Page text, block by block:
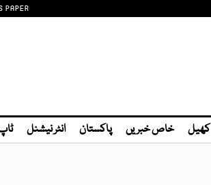
PAPER
کھیل خاص خبریں پاکستان انٹر نیشنل